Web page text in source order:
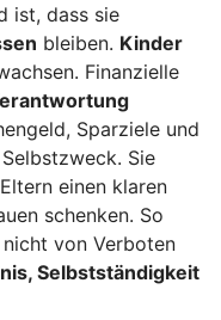
ist, dass sie
bleiben. Kinder
Finanzielle
Sparziele und
Sie
einen klaren
schenken. So
von Verboten
Selbstständigkeit